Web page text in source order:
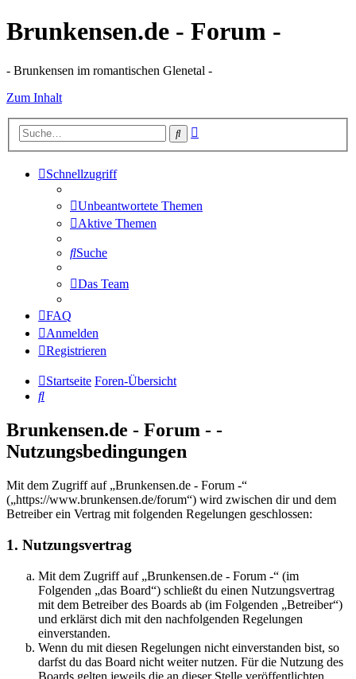
Brunkensen.de - Forum -
- Brunkensen im romantischen Glenetal -
Zum Inhalt
Suche
Schnellzugriff
Unbeantwortete Themen
Aktive Themen
Suche
Das Team
FAQ
Anmelden
Registrieren
Startseite Foren-Übersicht
Suche
Brunkensen.de - Forum - -
Nutzungsbedingungen
Mit dem Zugriff auf „Brunkensen.de - Forum -“
(„https://www.brunkensen.de/forum“) wird zwischen dir und dem
Betreiber ein Vertrag mit folgenden Regelungen geschlossen:
1. Nutzungsvertrag
Mit dem Zugriff auf „Brunkensen.de - Forum -“ (im
Folgenden „das Board“) schließt du einen Nutzungsvertrag
mit dem Betreiber des Boards ab (im Folgenden „Betreiber“)
und erklärst dich mit den nachfolgenden Regelungen
einverstanden.
Wenn du mit diesen Regelungen nicht einverstanden bist, so
darfst du das Board nicht weiter nutzen. Für die Nutzung des
Boards gelten jeweils die an dieser Stelle veröffentlichten